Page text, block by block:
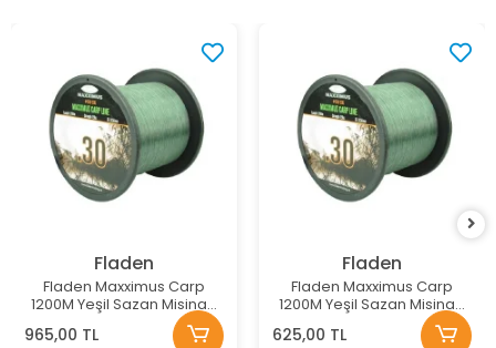
Fladen
Fladen Maxximus Carp
1200M Yeşil Sazan Misinası
965,00 TL
Fladen
Fladen Maxximus Carp
1200M Yeşil Sazan Misinası
625,00 TL